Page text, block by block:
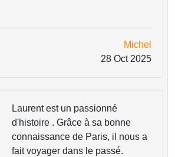
Michel
28 Oct 2025
Laurent est un passionné
d'histoire . Grâce à sa bonne
connaissance de Paris, il nous a
fait voyager dans le passé.